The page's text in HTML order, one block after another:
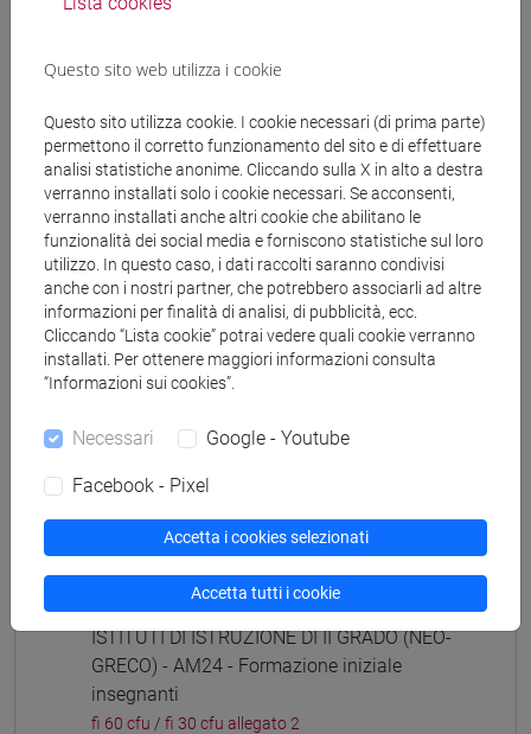
(CINESE) - AI24 - Formazione iniziale
fi 60 cfu/fi 30 cfu allegato 2
ISTITUTI DI ISTRUZIONE DI II GRADO
(GIAPPONESE) - AJ24 - Formazione iniziale
insegnanti
fi 60 cfu/fi 30 cfu allegato 2
[FI25] LINGUE E CULTURE STRANIERE NEGLI
ISTITUTI DI ISTRUZIONE DI II GRADO
(PORTOGHESE) - AN24 - Formazione iniziale
insegnanti
fi 60 cfu/fi 30 cfu allegato 2
[FI26] LINGUA E CULTURA STRANIERA
insegnanti
[FI27] LINGUA E CULTURA STRANIERA
(ARABO) - AL24 - Formazione iniziale
insegnanti
fi 60 cfu/fi 30 cfu allegato 2
[FI28] LINGUE E CULTURE STRANIERE NEGLI
ISTITUTI DI ISTRUZIONE DI II GRADO (NEO-
GRECO) - AM24 - Formazione iniziale
insegnanti
fi 60 cfu / fi 30 cfu allegato 2
Questo sito web utilizza i cookie
Questo sito utilizza cookie. I cookie necessari (di prima parte)
permettono il corretto funzionamento del sito e di effettuare
analisi statistiche anonime. Cliccando sulla X in alto a destra
verranno installati solo i cookie necessari. Se acconsenti,
verranno installati anche altri cookie che abilitano le
funzionalità dei social media e forniscono statistiche sul loro
utilizzo. In questo caso, i dati raccolti saranno condivisi
anche con i nostri partner, che potrebbero associarli ad altre
informazioni per finalità di analisi, di pubblicità, ecc.
Cliccando “Lista cookie” potrai vedere quali cookie verranno
installati. Per ottenere maggiori informazioni consulta
“Informazioni sui cookies”.
Necessari Google - Youtube
Facebook - Pixel
Accetta i cookies selezionati
Accetta tutti i cookie